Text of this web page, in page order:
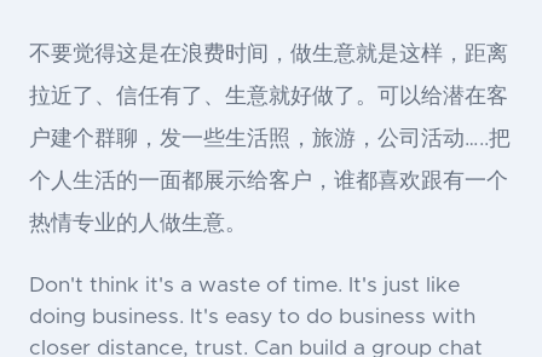
不要觉得这是在浪费时间，做生意就是这样，距离
拉近了、信任有了、生意就好做了。可以给潜在客
户建个群聊，发一些生活照，旅游，公司活动…..把
个人生活的一面都展示给客户，谁都喜欢跟有一个
热情专业的人做生意。
Don't think it's a waste of time. It's just like
doing business. It's easy to do business with
closer distance, trust. Can build a group chat